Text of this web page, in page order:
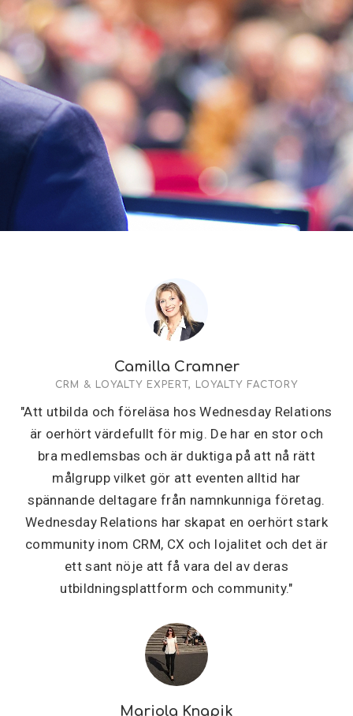
Camilla Cramner
CRM & LOYALTY EXPERT, LOYALTY FACTORY
"Att utbilda och föreläsa hos Wednesday Relations
är oerhört värdefullt för mig. De har en stor och
bra medlemsbas och är duktiga på att nå rätt
målgrupp vilket gör att eventen alltid har
spännande deltagare från namnkunniga företag.
Wednesday Relations har skapat en oerhört stark
community inom CRM, CX och lojalitet och det är
ett sant nöje att få vara del av deras
utbildningsplattform och community."
Mariola Knapik